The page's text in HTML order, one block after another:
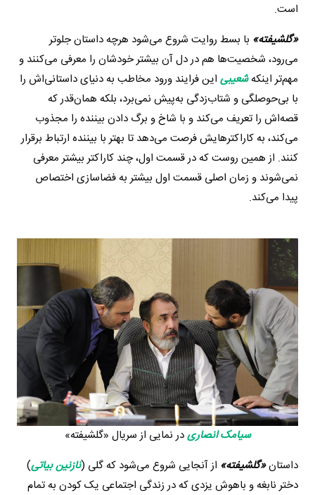
است.
«گلشیفته» با بسط روایت شروع می‌شود هرچه داستان جلوتر
می‌رود، شخصیت‌ها هم در دل آن بیشتر خودشان را معرفی می‌کنند و
مهم‌تر اینکهشعیبی این فرایند ورود مخاطب به دنیای داستانی‌اش را
با بی‌حوصلگی و شتاب‌زدگی به‌پیش نمی‌برد، بلکه همان‌قدر که
قصه‌اش را تعریف می‌کند و با شاخ و برگ دادن بیننده را مجذوب
می‌کند، به کاراکترهایش فرصت می‌دهد تا بهتر با بیننده ارتباط برقرار
کنند. از همین روست که در قسمت اول، چند کاراکتر بیشتر معرفی
نمی‌شوند و زمان اصلی قسمت اول بیشتر به فضاسازی اختصاص
پیدا می‌کند.
سیامک انصاریدر نمایی از سریال «گلشیفته»
داستان«گلشیفته» از آنجایی شروع می‌شود که گلی (نازنین بیاتی)
دختر نابغه و باهوش یزدی که در زندگی اجتماعی یک کودن به تمام